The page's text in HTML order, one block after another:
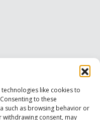
like cookies to
to these
such as browsing behavior or
withdrawing consent, may